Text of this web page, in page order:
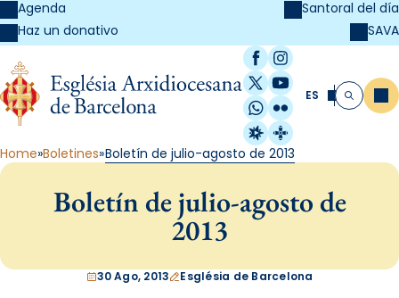
Agenda
Haz un donativo
Santoral del día
SAVA
Facebook
Instagram
X / Twitter
YouTube
WhatsApp
Flickr
Radio Estel
Catalunya
ES Buscar
Home Boletines Boletín de julio-agosto de 2013
Boletín de julio-agosto de
2013
30 Ago, 2013 Església de Barcelona